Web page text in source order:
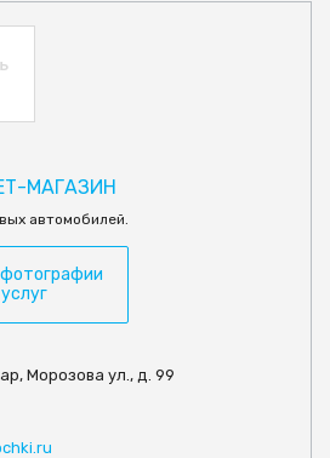
МАГАЗИН
автомобилей.
Морозова ул., д. 99